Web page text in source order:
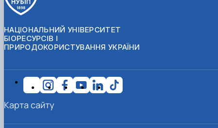
НАЦІОНАЛЬНИЙ УНІВЕРСИТЕТ
БІОРЕСУРСІВ І
ПРИРОДОКОРИСТУВАННЯ УКРАЇНИ
Карта сайту